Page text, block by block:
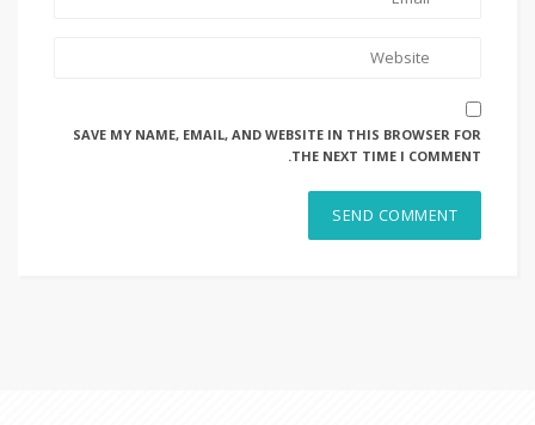
SAVE MY NAME, EMAIL, AND WEBSITE IN THIS BROWSER FOR
THE NEXT TIME I COMMENT.